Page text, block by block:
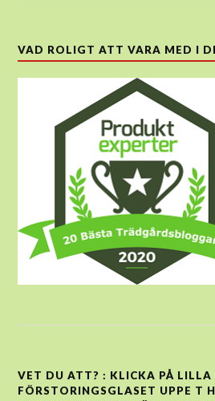
VAD ROLIGT ATT VARA MED I
VET DU ATT? : KLICKA PÅ LILLA
FÖRSTORINGSGLASET UPPE T